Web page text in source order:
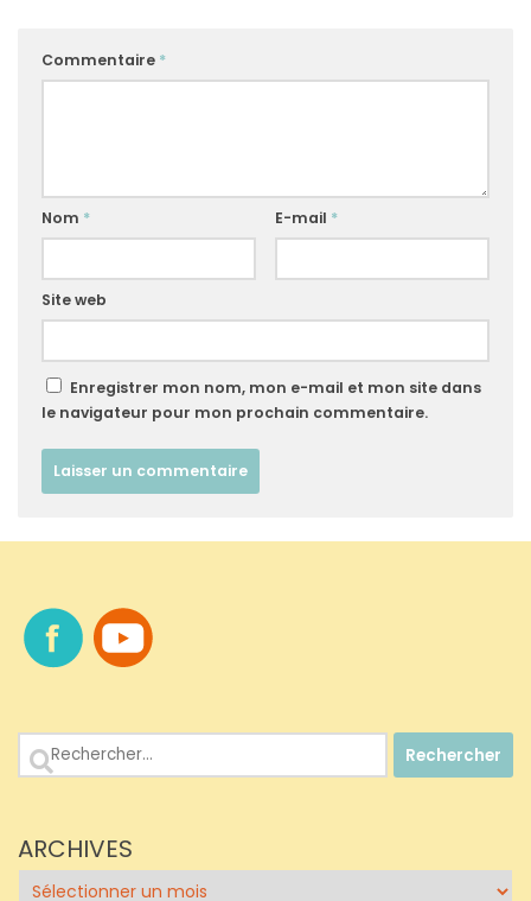
Commentaire *
Nom * E-mail *
Site web
Enregistrer mon nom, mon e-mail et mon site dans
le navigateur pour mon prochain commentaire.
Rechercher :
ARCHIVES
Archives